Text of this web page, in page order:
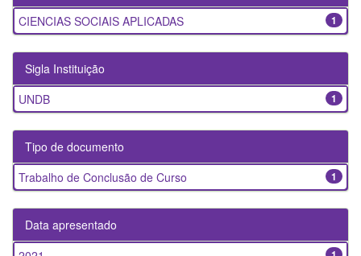
1
CIENCIAS SOCIAIS APLICADAS
Sigla Instituição
1
UNDB
Tipo de documento
1
Trabalho de Conclusão de Curso
Data apresentado